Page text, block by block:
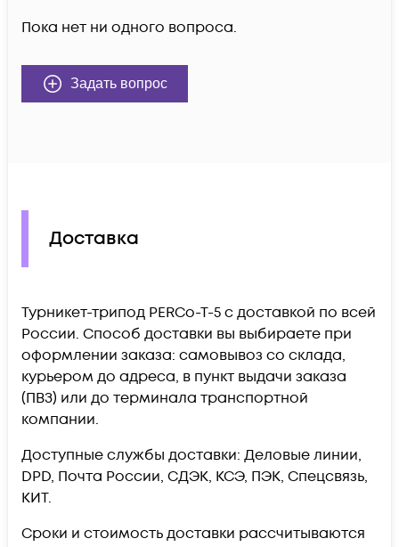
Пока нет ни одного вопроса.
Задать вопрос
Доставка
Турникет-трипод PERCo-T-5 c доставкой по всей
России. Способ доставки вы выбираете при
оформлении заказа: самовывоз со склада,
курьером до адреса, в пункт выдачи заказа
(ПВЗ) или до терминала транспортной
компании.
Доступные службы доставки: Деловые линии,
DPD, Почта России, СДЭК, КСЭ, ПЭК, Спецсвязь,
КИТ.
Сроки и стоимость доставки рассчитываются